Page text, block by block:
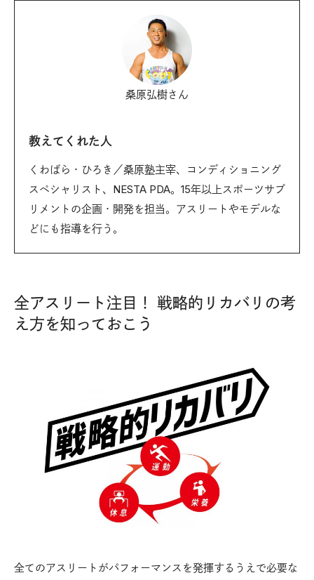
桑原弘樹さん
教えてくれた人
くわばら・ひろき／桑原塾主宰、コンディショニング
スペシャリスト、NESTA PDA。15年以上スポーツサプ
リメントの企画・開発を担当。アスリートやモデルな
どにも指導を行う。
全アスリート注目！ 戦略的リカバリの考
え方を知っておこう
全てのアスリートがパフォーマンスを発揮するうえで必要な